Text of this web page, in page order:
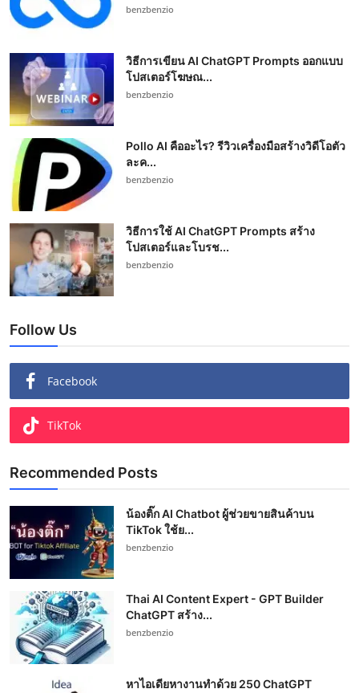
benzbenzio
วิธีการเขียน AI ChatGPT Prompts ออกแบบ
โปสเตอร์โฆษณ...
benzbenzio
Pollo AI คืออะไร? รีวิวเครื่องมือสร้างวิดีโอตัว
ละค...
benzbenzio
วิธีการใช้ AI ChatGPT Prompts สร้าง
โปสเตอร์และโบรช...
benzbenzio
Follow Us
Facebook
TikTok
Recommended Posts
น้องติ๊ก AI Chatbot ผู้ช่วยขายสินค้าบน
TikTok ใช้ย...
benzbenzio
Thai AI Content Expert - GPT Builder
ChatGPT สร้าง...
benzbenzio
หาไอเดียหางานทำด้วย 250 ChatGPT